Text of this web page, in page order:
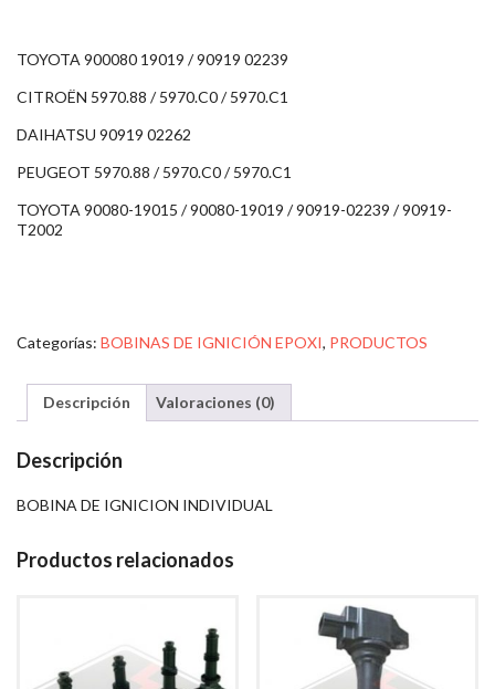
TOYOTA 900080 19019 / 90919 02239
CITROËN 5970.88 / 5970.C0 / 5970.C1
DAIHATSU 90919 02262
PEUGEOT 5970.88 / 5970.C0 / 5970.C1
TOYOTA 90080-19015 / 90080-19019 / 90919-02239 / 90919-
T2002
Categorías: BOBINAS DE IGNICIÓN EPOXI, PRODUCTOS
Descripción Valoraciones (0)
Descripción
BOBINA DE IGNICION INDIVIDUAL
Productos relacionados